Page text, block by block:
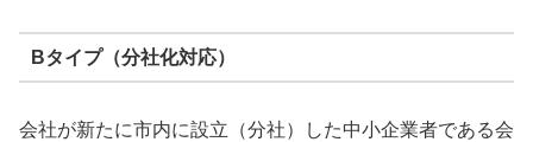
Bタイプ（分社化対応）
会社が新たに市内に設立（分社）した中小企業者である会